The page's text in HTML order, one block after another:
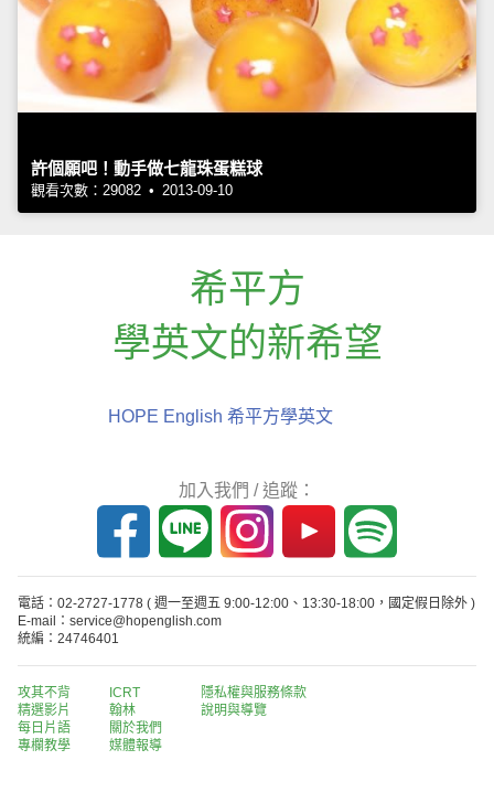
許個願吧！動手做七龍珠蛋糕球
觀看次數：29082 • 2013-09-10
希平方
學英文的新希望
HOPE English 希平方學英文
加入我們 / 追蹤：
電話：02-2727-1778 ( 週一至週五 9:00-12:00、13:30-18:00，國定假日除外 )
E-mail：service@hopenglish.com
統編：24746401
攻其不背
精選影片
每日片語
專欄教學
ICRT
翰林
關於我們
媒體報導
隱私權與服務條款
說明與導覽